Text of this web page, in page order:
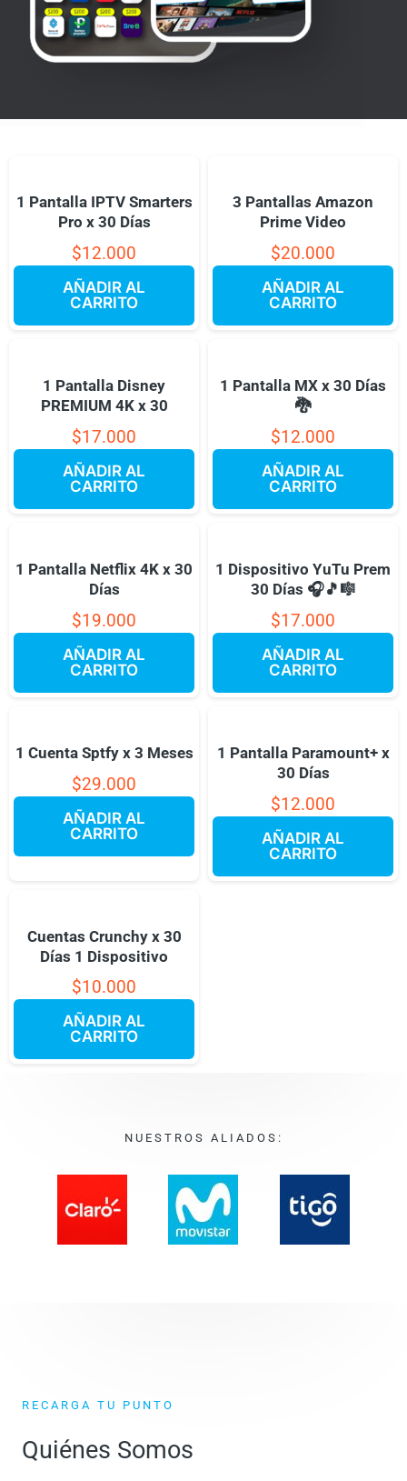
1 Pantalla IPTV Smarters
Pro x 30 Días
$12.000
AÑADIR AL
CARRITO
3 Pantallas Amazon
Prime Video
$20.000
AÑADIR AL
CARRITO
1 Pantalla Disney
PREMIUM 4K x 30
$17.000
AÑADIR AL
CARRITO
1 Pantalla MX x 30 Días
🐉
$12.000
AÑADIR AL
CARRITO
1 Pantalla Netflix 4K x 30
Días
$19.000
AÑADIR AL
CARRITO
1 Dispositivo YuTu Prem
30 Días 🎧🎵🎼
$17.000
AÑADIR AL
CARRITO
1 Cuenta Sptfy x 3 Meses
$29.000
AÑADIR AL
CARRITO
1 Pantalla Paramount+ x
30 Días
$12.000
AÑADIR AL
CARRITO
Cuentas Crunchy x 30
Días 1 Dispositivo
$10.000
AÑADIR AL
CARRITO
NUESTROS ALIADOS:
RECARGA TU PUNTO
Quiénes Somos